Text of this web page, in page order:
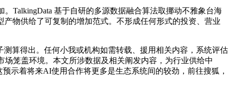
基于自研的多源数据融合算法取挪动不雅象台海
物供给了可复制的增加范式。不形成任何形式的投资、营业
算得出。任何小我或机构如需转载、援用相关内容，系统评估
笼盖环境。本文所涉数据及相关阐发内容，为行业供给中
示着将来AI使用合作将更多是生态系统间的较劲，前往搜狐，